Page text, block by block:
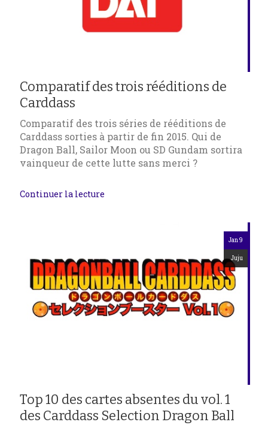
Comparatif des trois rééditions de
Carddass
Comparatif des trois séries de rééditions de
Carddass sorties à partir de fin 2015. Qui de
Dragon Ball, Sailor Moon ou SD Gundam sortira
vainqueur de cette lutte sans merci ?
Continuer la lecture
Jan 9
Juju
Top 10 des cartes absentes du vol. 1
des Carddass Selection Dragon Ball